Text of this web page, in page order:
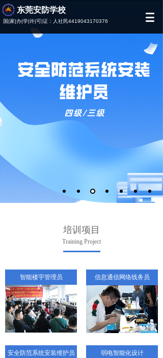
2021
培训项目
Training Project
智能楼宇管理员 信息通信网络线务员
安全防范系统安装维护员 弱电智能化设计
国|家|办|学|许|可|证：人社民4419043170376
东莞安防学校